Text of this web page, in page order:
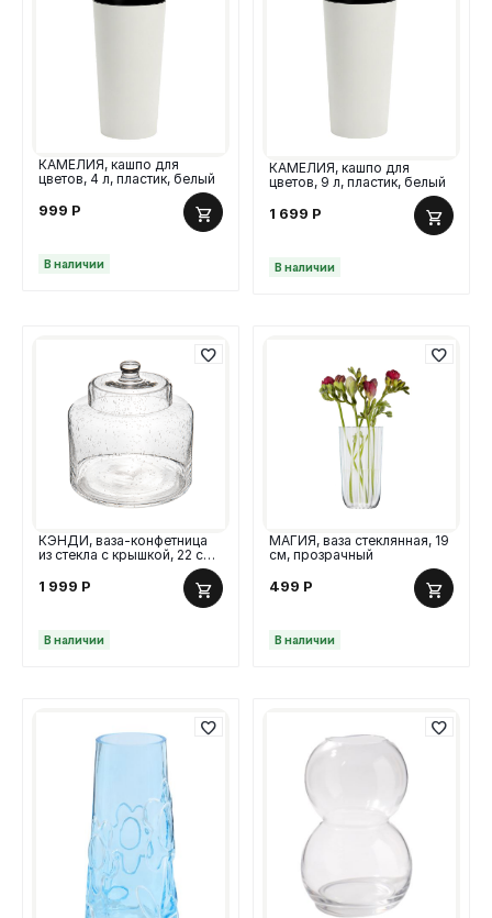
КАМЕЛИЯ, кашпо для
цветов, 4 л, пластик, белый
999 Р
В наличии
КАМЕЛИЯ, кашпо для
цветов, 9 л, пластик, белый
1 699 Р
В наличии
КЭНДИ, ваза-конфетница
из стекла c крышкой, 22 см,
1 999 Р
В наличии
МАГИЯ, ваза стеклянная, 19
см, прозрачный
499 Р
В наличии